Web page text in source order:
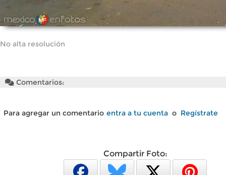
No alta resolución
Comentarios:
Para agregar un comentario entra a tu cuenta o Regístrate
Compartir Foto: